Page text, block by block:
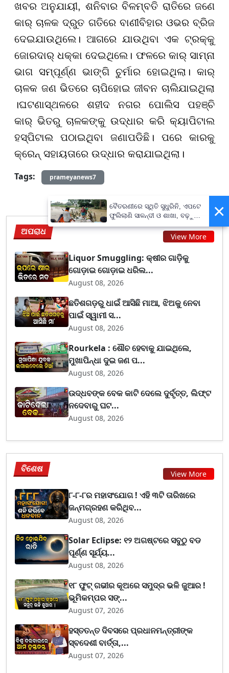
ଖବର ଅନୁଯାୟୀ, ଶନିବାର ବିଳମ୍ବତି ରାତିରେ ଜଣେ
କାର୍ ଚାଳକ ଦ୍ରୁତ ଗତିରେ ବାଣୀବିହାର ଓଭର ବ୍ରିଜ
ଦେଇଯାଉଥିଲେ। ଆଗରେ ଯାଉଥିବା ଏକ ଟ୍ରକ୍କୁ
ଜୋରଦାର୍ ଧକ୍କା ଦେଇଥିଲେ। ଫଳରେ କାର୍ ସାମ୍ନା
ଭାଗ ସମ୍ପୂର୍ଣ୍ଣ ଭାଙ୍ଗି ଚୁର୍ମାର ହୋଇଥିଲା। କାର୍
ଚାଳକ ଜଣ ଭିତରେ ଚାପିହୋଇ ଜୀବନ ଚାଲିଯାଇଥିଲା
।ଘଟଣାସ୍ଥଳରେ ଶହୀଦ ନଗର ପୋଲିସ ପହଞ୍ଚି
କାର୍ ଭିତରୁ ଚାଳକଙ୍କୁ ଉଦ୍ଧାର କରି କ୍ୟାପିଟାଲ
ହସ୍ପିଟାଲ ପଠାଇଥିବା ଜଣାପଡିଛି। ପରେ କାରକୁ
କ୍ରେନ୍ ସହାୟତାରେ ଉଦ୍ଧାର କରାଯାଇଥିଲା।
Tags:
prameyanews7
ଅପରାଧ View More
Liquor Smuggling: କ୍ଷୀର ଗାଡ଼ିକୁ
ଗୋଡ଼ାଇ ଗୋଡ଼ାଇ ଧରିଲ...
August 08, 2026
ଛତିଶଗଡ଼ରୁ ଧାଇଁ ଆସିଛି ମାଆ, ଝିଅକୁ ନେବା
ପାଇଁ ସ୍ୱାମୀ ସ...
August 08, 2026
Rourkela : ଶୌଚ ହେବାକୁ ଯାଇଥିଲେ,
ମୁଖାପିନ୍ଧା ଦୁଇ ଜଣ ପ...
August 08, 2026
ଉଦ୍ଧବଙ୍କ ବେକ କାଟି ଦେଲେ ଦୁର୍ବୃତ୍ତ, ଲିଫ୍ଟ
ନଦେବାରୁ ଘଟ...
August 08, 2026
ବିଶେଷ View More
୮-୮-୮ର ମହାସଂଯୋଗ ! ଏହି ୩ଟି ତାରିଖରେ
ଜନ୍ମଗ୍ରହଣ କରିଥିବ...
August 08, 2026
Solar Eclipse: ୧୨ ଅଗଷ୍ଟରେ ସବୁଠୁ ବଡ
ପୂର୍ଣ୍ଣ ସୂର୍ଯ୍ୟ...
August 08, 2026
୧୮ ଫୁଟ୍ ଗଭୀର କୂଅରେ ସମୁଦ୍ର ଭଳି ଜୁଆର !
ଭୂମିକମ୍ପର ସଙ୍...
August 07, 2026
ହସ୍ତତନ୍ତ ଦିବସରେ ପ୍ରଧାନମନ୍ତ୍ରୀଙ୍କ
ସ୍ବଦେଶୀ ବାର୍ତ୍ତା,...
August 07, 2026
×
ବୈତରଣୀରେ ସ୍ଥିତି ସୁଧୁରିନି, ଏପଟେ
ଫୁଲିଲାଣି ସାଳନ୍ଦୀ ଓ ଶାଖା, ବଢ଼ୁଛି